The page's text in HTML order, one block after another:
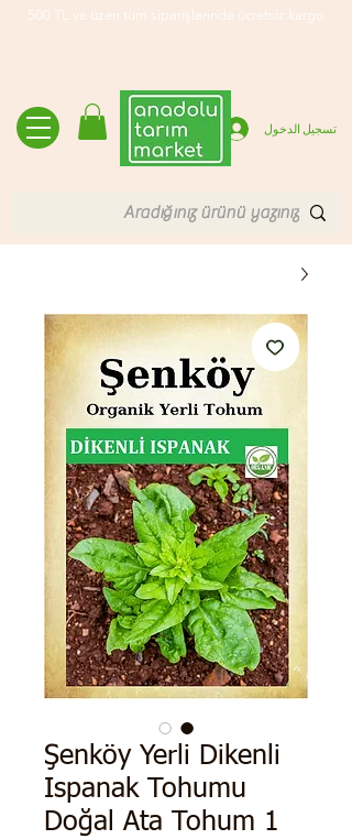
500 TL ve üzeri tüm siparişlerinde ücretsiz kargo
تسجيل الدخول
Şenköy Yerli Dikenli
Ispanak Tohumu
Doğal Ata Tohum 1